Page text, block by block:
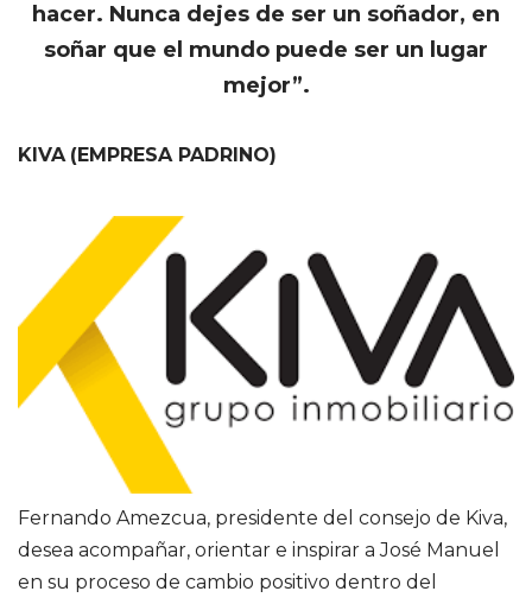
hacer. Nunca dejes de ser un soñador, en
soñar que el mundo puede ser un lugar
mejor”.
KIVA (EMPRESA PADRINO)
Fernando Amezcua, presidente del consejo de Kiva,
desea acompañar, orientar e inspirar a José Manuel
en su proceso de cambio positivo dentro del